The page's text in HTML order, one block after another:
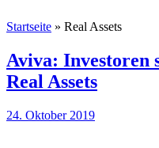
Startseite » Real Assets
Aviva: Investoren
Real Assets
24. Oktober 2019